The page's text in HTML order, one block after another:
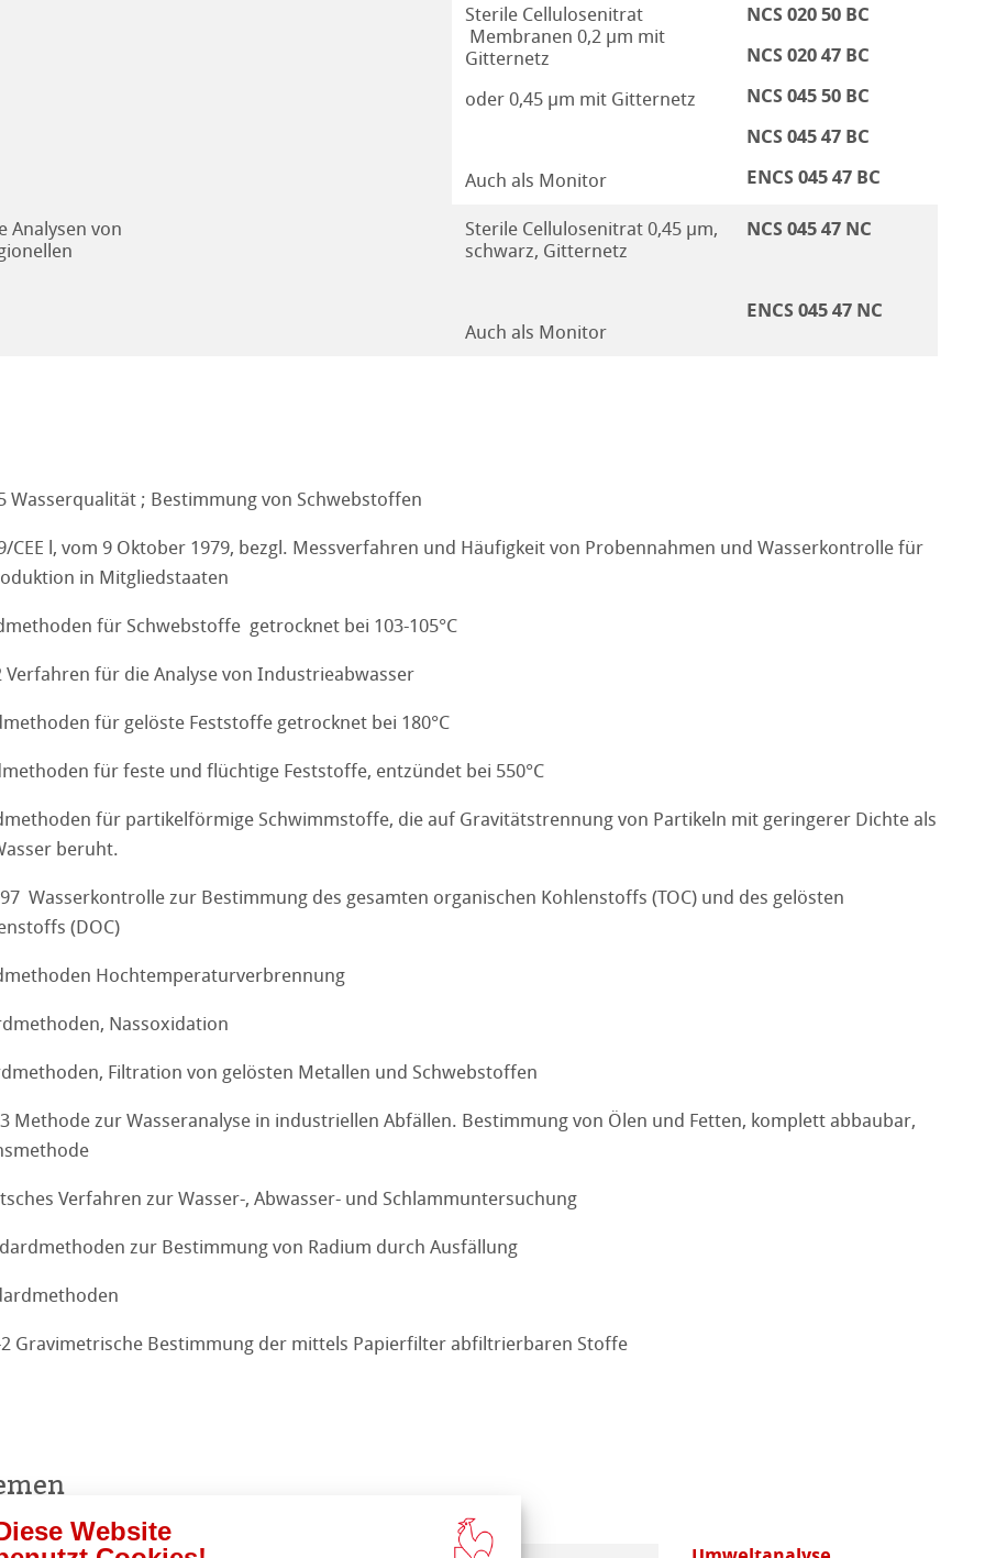
Sterile Cellulosenitrat
Membranen 0,2 µm mit
Gitternetz
oder 0,45 µm mit Gitternetz
Auch als Monitor
NCS 020 50 BC
NCS 020 47 BC
NCS 045 50 BC
NCS 045 47 BC
ENCS 045 47 BC
Analysen von
Sterile Cellulosenitrat 0,45 µm,
schwarz, Gitternetz
Auch als Monitor
NCS 045 47 NC
ENCS 045 47 NC
Wasserqualität ; Bestimmung von Schwebstoffen
CEE l, vom 9 Oktober 1979, bezgl. Messverfahren und Häufigkeit von Probennahmen und Wasserkontrolle für
in Mitgliedstaaten
für Schwebstoffe getrocknet bei 103-105°C
Verfahren für die Analyse von Industrieabwasser
für gelöste Feststoffe getrocknet bei 180°C
für feste und flüchtige Feststoffe, entzündet bei 550°C
für partikelförmige Schwimmstoffe, die auf Gravitätstrennung von Partikeln mit geringerer Dichte als
beruht.
Wasserkontrolle zur Bestimmung des gesamten organischen Kohlenstoffs (TOC) und des gelösten
(DOC)
Hochtemperaturverbrennung
Nassoxidation
Filtration von gelösten Metallen und Schwebstoffen
Methode zur Wasseranalyse in industriellen Abfällen. Bestimmung von Ölen und Fetten, komplett abbaubar,
Verfahren zur Wasser-, Abwasser- und Schlammuntersuchung
zur Bestimmung von Radium durch Ausfällung
2 Gravimetrische Bestimmung der mittels Papierfilter abfiltrierbaren Stoffe
Website